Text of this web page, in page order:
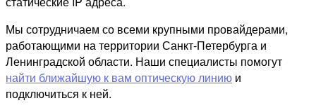
Мы сотрудничаем со всеми крупными провайдерами,
работающими на территории Санкт-Петербурга и
Ленинградской области. Наши специалисты помогут
найти ближайшую к вам оптическую линию и
подключиться к ней.